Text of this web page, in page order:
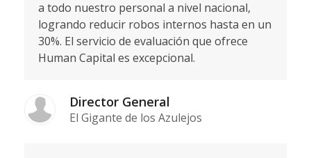
a todo nuestro personal a nivel nacional,
logrando reducir robos internos hasta en un
30%. El servicio de evaluación que ofrece
Human Capital es excepcional.
Director General
El Gigante de los Azulejos